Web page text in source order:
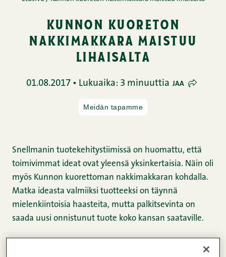
kunnon kuoreton
nakkimakkara maistuu
lihaisalta
01.08.2017 • Lukuaika: 3 minuuttia JAA
Meidän tapamme
Snellmanin tuotekehitystiimissä on huomattu, että
toimivimmat ideat ovat yleensä yksinkertaisia. Näin oli
myös Kunnon kuorettoman nakkimakkaran kohdalla.
Matka ideasta valmiiksi tuotteeksi on täynnä
mielenkiintoisia haasteita, mutta palkitsevinta on
saada uusi onnistunut tuote koko kansan saataville.